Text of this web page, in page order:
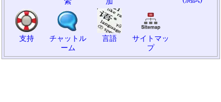
支持
チャットル
ーム
言語
サイトマッ
プ